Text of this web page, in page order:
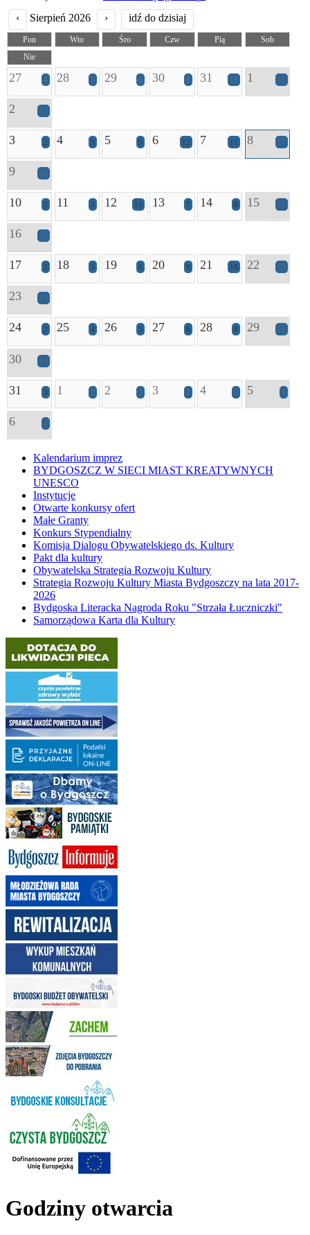
‹
Sierpień 2026 › idź do dzisiaj
Pon Wto Śro Czw Pią
Sob
Nie
27 4 28 5 29 6 30 8 31 15 1 15
2 13
3 2 4 3 5 9 6 12 7 11 8 17
9 10
10 2 11 3 12 10 13 7 14 8 15 17
16 17
17 2 18 5 19 6 20 9 21 10 22 13
23 13
24 2 25 4 26 3 27 8 28 8 29 16
30 14
31 3 1 2 2 2 3 2 4 2 5 4
6 4
Kalendarium imprez
BYDGOSZCZ W SIECI MIAST KREATYWNYCH
UNESCO
Instytucje
Otwarte konkursy ofert
Małe Granty
Konkurs Stypendialny
Komisja Dialogu Obywatelskiego ds. Kultury
Pakt dla kultury
Obywatelska Strategia Rozwoju Kultury
Strategia Rozwoju Kultury Miasta Bydgoszczy na lata 2017-
2026
Bydgoska Literacka Nagroda Roku "Strzała Łuczniczki"
Samorządowa Karta dla Kultury
Godziny otwarcia